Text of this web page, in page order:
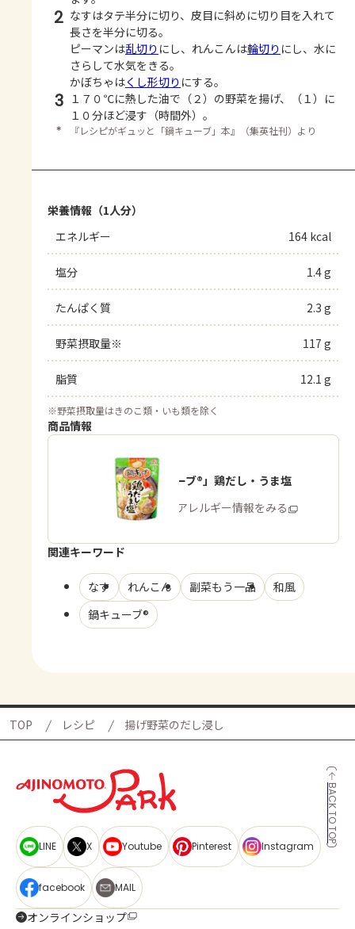
2 なすはタテ半分に切り、皮目に斜めに切り目を入れて
長さを半分に切る。
ピーマンは乱切り にし、れんこんは輪切り にし、水に
さらして水気をきる。
かぼちゃはくし形切り にする。
3
１７０℃に熱した油で（２）の野菜を揚げ、（１）に
１０分ほど浸す（時間外）。
＊ 『レシピがギュッと「鍋キューブ」本』（集英社刊）より
栄養情報（1人分）
エネルギー
164 kcal
塩分 1.4 g
たんぱく質 2.3 g
野菜摂取量※ 117 g
脂質 12.1 g
※野菜摂取量はきのこ類・いも類を除く
商品情報
「鍋キューブ®」鶏だし・うま塩
商品・アレルギー情報をみる
関連キーワード
なす れんこん 副菜もう一品
和風
鍋キューブ®
TOP レシピ 揚げ野菜のだし浸し
BACK TO TOP
LINE X Youtube Pinterest Instagram
facebook MAIL
オンラインショップ